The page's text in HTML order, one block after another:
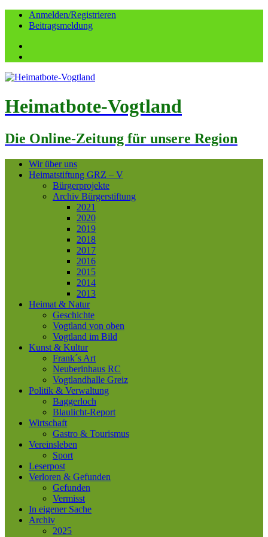
Anmelden/Registrieren
Beitragsmeldung
Heimatbote-Vogtland
Die Online-Zeitung für unsere Region
Wir über uns
Heimatstiftung GRZ – V
Bürgerprojekte
Archiv Bürgerstiftung
2021
2020
2019
2018
2017
2016
2015
2014
2013
Heimat & Natur
Geschichte
Vogtland von oben
Vogtland im Bild
Kunst & Kultur
Frank´s Art
Neuberinhaus RC
Vogtlandhalle Greiz
Politik & Verwaltung
Baggerloch
Blaulicht-Report
Wirtschaft
Gastro & Tourismus
Vereinsleben
Sport
Leserpost
Verloren & Gefunden
Gefunden
Vermisst
In eigener Sache
Archiv
2025